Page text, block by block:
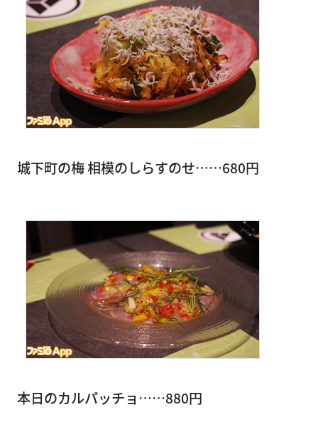
城下町の梅 相模のしらすのせ……680円
本日のカルパッチョ……880円